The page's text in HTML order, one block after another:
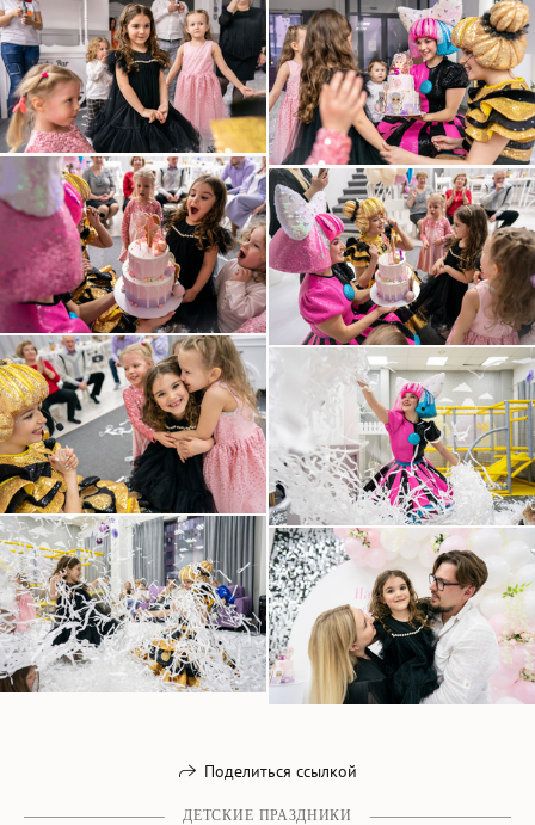
Поделиться ссылкой
ДЕТСКИЕ ПРАЗДНИКИ